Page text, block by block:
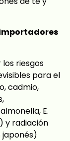
importadores
riesgos
para el
cadmio,
E.
y radiación
japonés)